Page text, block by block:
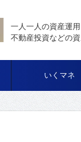
一人一人の資産運
不動産投資などの
いくマネ